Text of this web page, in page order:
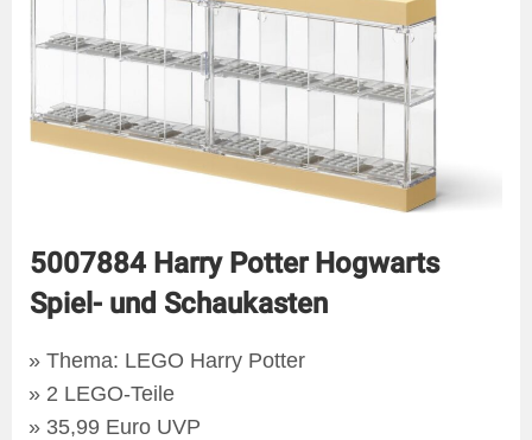
5007884 Harry Potter Hogwarts
Spiel- und Schaukasten
Thema: LEGO Harry Potter
2 LEGO-Teile
35,99 Euro UVP